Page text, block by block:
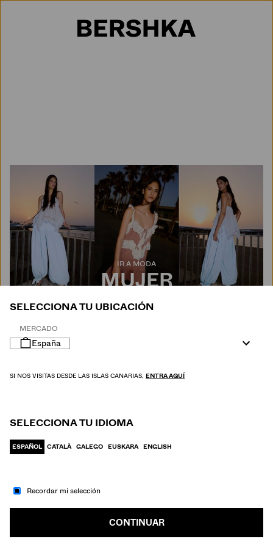
Selección de país
IR A MODA
MUJER
HOMBRE
SELECCIONA TU UBICACIÓN
MERCADO
España
SI NOS VISITAS DESDE LAS ISLAS CANARIAS, ENTRA AQUÍ
SELECCIONA TU IDIOMA
ESPAÑOL CATALÀ GALEGO EUSKARA ENGLISH
Recordar mi selección
CONTINUAR